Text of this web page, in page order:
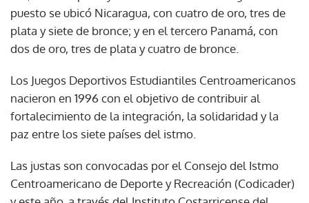
puesto se ubicó Nicaragua, con cuatro de oro, tres de
plata y siete de bronce; y en el tercero Panamá, con
dos de oro, tres de plata y cuatro de bronce.
Los Juegos Deportivos Estudiantiles Centroamericanos
nacieron en 1996 con el objetivo de contribuir al
fortalecimiento de la integración, la solidaridad y la
paz entre los siete países del istmo.
Las justas son convocadas por el Consejo del Istmo
Centroamericano de Deporte y Recreación (Codicader)